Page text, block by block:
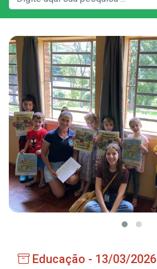
A Prefeitura
Gabinete do Vice-prefeito
História do Município
Símbolos Oficiais
Estrutura Organizacional
Secretarias
Administração
Agricultura e Meio Ambiente
Obras
Educação - 13/03/2026